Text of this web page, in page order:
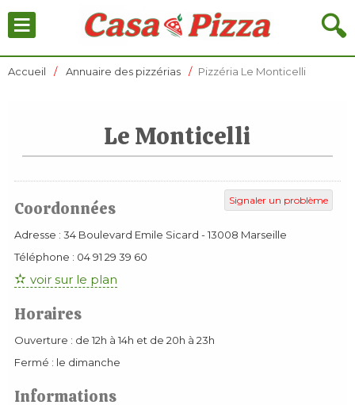
🔍
≡
Accueil Annuaire des pizzérias Pizzéria Le Monticelli
Le Monticelli
Signaler un problème
Coordonnées
Adresse : 34 Boulevard Emile Sicard -13008 Marseille
Téléphone : 04 91 29 39 60
voir sur le plan
Horaires
Ouverture : de 12h à 14h et de 20h à 23h
Fermé : le dimanche
Informations